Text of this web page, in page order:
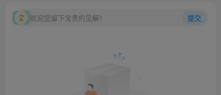
欢迎您留下宝贵的见解！ 提交